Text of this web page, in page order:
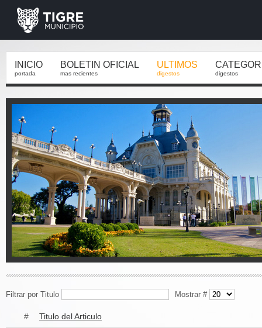
INICIO
portada
BOLETIN OFICIAL
mas recientes
ULTIMOS
digestos digestos
Filtrar por Titulo Mostrar #
# Titulo del Articulo